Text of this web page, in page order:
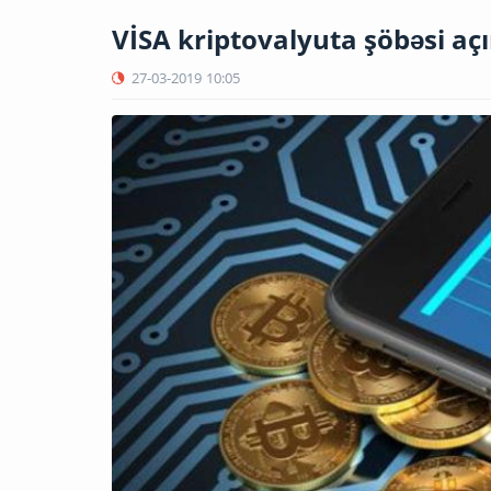
VİSA kriptovalyuta şöbəsi
27-03-2019 10:05